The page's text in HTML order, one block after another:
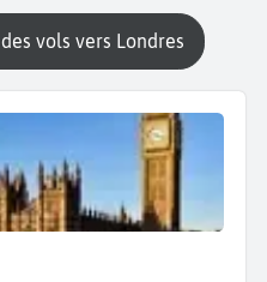
vols vers Londres